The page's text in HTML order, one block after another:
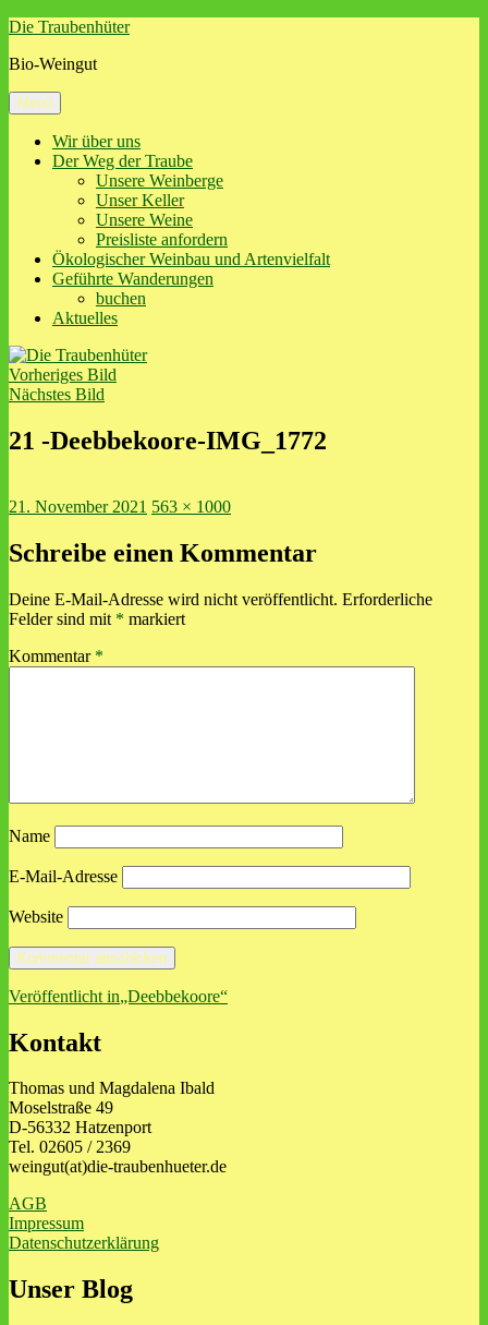
Zum
springen
Die Traubenhüter
Bio-Weingut
Menü
Wir über uns
Der Weg der Traube
Unsere Weinberge
Unser Keller
Unsere Weine
Preisliste anfordern
Ökologischer Weinbau und Artenvielfalt
Geführte Wanderungen
buchen
Aktuelles
Vorheriges Bild
Nächstes Bild
21 -Deebbekoore-IMG_1772
Veröffentlicht
21. November 2021 Volle
563 × 1000
Schreibe einen Kommentar
Deine E-Mail-Adresse wird nicht veröffentlicht. Erforderliche
Felder sind mit * markiert
Kommentar *
Name
E-Mail-Adresse
Website
Beitragsnavigation
Veröffentlicht in„Deebbekoore“
Kontakt
Thomas und Magdalena Ibald
Moselstraße 49
D-56332 Hatzenport
Tel. 02605 / 2369
weingut(at)die-traubenhueter.de
AGB
Impressum
Datenschutzerklärung
Unser Blog